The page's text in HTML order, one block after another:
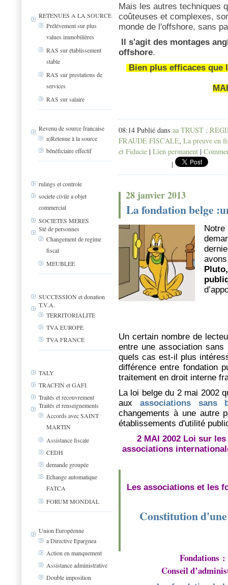
RETENUES A LA SOURCE
Prélévement sur plus
values immobilières
RAS sur établissement
stable
RAS sur prestations de
services
RAS sur salaire
Revenu de source francaise
a)Retenue à la source
bénéficiaire effectif
rulings et controle
societe civile a objet
commercial
SOCIETES MERES
Sté de personnes
Changement de regime
fiscal
MEUBLEE
SUCCESSION et donation
T.V.A.
TERRITORIALITE
TVA EUROPE
TVA FRANCE
TALY
TRACFIN et GAFI
Traités et recouvrement
Traités et renseignements
Accords avec SAINT
MARTIN
Assistance fiscale
CEDH
demande groupée
Echange automatique
FATCA
FORUM MONDIAL
Union Européenne
a Directive Epargnea
Action en manquement
Assistance administrative
Double imposition
Mais les autres techniques
coûteuses et complexes,
monde de l'offshore, sans
Il s'agit des montages
offshore.
Bien plus efficaces que
08:14 Publié dans aa TRUST ;
FRAUDE FISCALE, La preuve en
et Fiducie | Lien permanent |
|
28 janvier 2013
La fondation belge
Un certain nombre de
entre une association
quels cas est-il plus
différence entre fondation
traitement en droit interne
La loi belge du 2 mai 2002
aux associations sans
changements à une autre
établissements d'utilité
2 MAI 2002 Loi sur
associations
Les associations et les
Constitution
Fondations :
Conseil